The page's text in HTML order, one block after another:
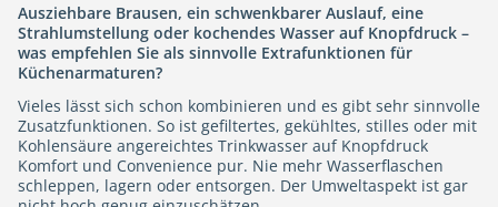
Ausziehbare Brausen, ein schwenkbarer Auslauf, eine
Strahlumstellung oder kochendes Wasser auf Knopfdruck –
was empfehlen Sie als sinnvolle Extrafunktionen für
Küchenarmaturen?
Vieles lässt sich schon kombinieren und es gibt sehr sinnvolle
Zusatzfunktionen. So ist gefiltertes, gekühltes, stilles oder mit
Kohlensäure angereichtes Trinkwasser auf Knopfdruck
Komfort und Convenience pur. Nie mehr Wasserflaschen
schleppen, lagern oder entsorgen. Der Umweltaspekt ist gar